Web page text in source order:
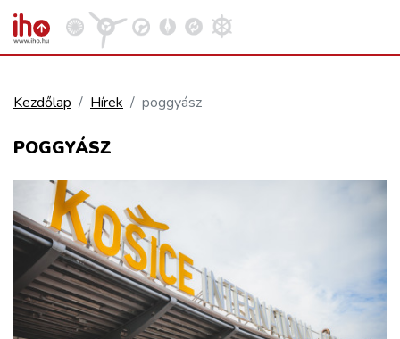
KÖZÚT
REPÜLÉS
KÖZLEKEDÉSFEJLESZTÉS
Kezdőlap Hírek poggyász
POGGYÁSZ